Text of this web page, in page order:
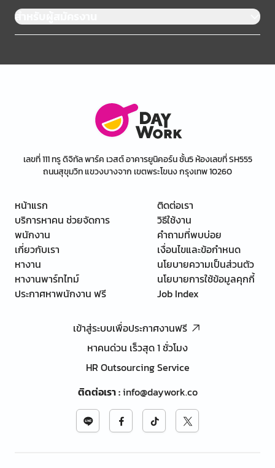
สำหรับผู้สมัครงาน
เลขที่ 111 ทรู ดิจิทัล พาร์ค เวสต์ อาคารยูนิคอร์น ชั้น5 ห้องเลขที่ SH555
ถนนสุขุมวิท แขวงบางจาก เขตพระโขนง กรุงเทพ 10260
หน้าแรก
บริการหาคน ช่วยจัดการ
พนักงาน
เกี่ยวกับเรา
หางาน
หางานพาร์ทไทม์
ประกาศหาพนักงาน ฟรี
ติดต่อเรา
วิธีใช้งาน
คำถามที่พบบ่อย
เงื่อนไขและข้อกำหนด
นโยบายความเป็นส่วนตัว
นโยบายการใช้ข้อมูลคุกกี้
Job Index
เข้าสู่ระบบเพื่อประกาศงานฟรี
หาคนด่วน เร็วสุด 1 ชั่วโมง
HR Outsourcing Service
ติดต่อเรา:info@daywork.co